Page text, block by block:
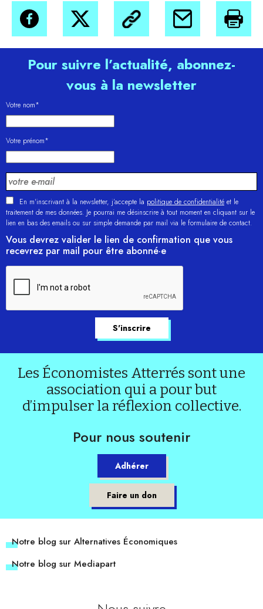
Pour suivre l’actualité, abonnez-
vous à la newsletter
Votre nom*
Votre prénom*
En m'inscrivant à la newsletter, j’accepte la politique de confidentialité et le
traitement de mes données. Je pourrai me désinscrire à tout moment en cliquant sur le
lien en bas des emails ou sur simple demande par mail via le formulaire de contact.
Vous devrez valider le lien de confirmation que vous
recevrez par mail pour être abonné·e
Les Économistes Atterrés sont une
association qui a pour but
d’impulser la réflexion collective.
Pour nous soutenir
Adhérer
Faire un don
Notre blog sur Alternatives Économiques
Notre blog sur Mediapart